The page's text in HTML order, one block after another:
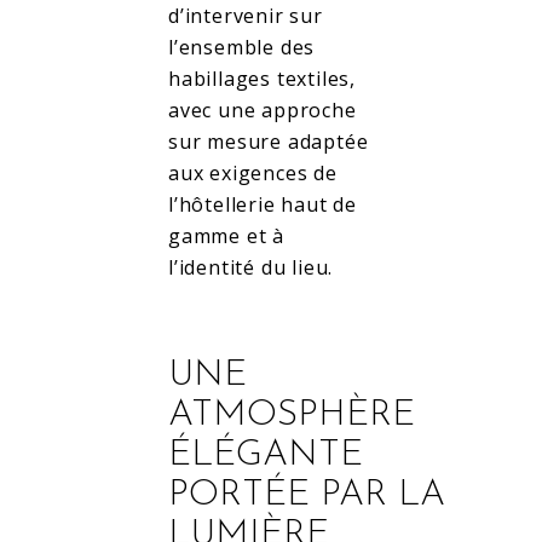
d’intervenir sur
l’ensemble des
habillages textiles,
avec une approche
sur mesure adaptée
aux exigences de
l’hôtellerie haut de
gamme et à
l’identité du lieu.
UNE
ATMOSPHÈRE
ÉLÉGANTE
PORTÉE PAR LA